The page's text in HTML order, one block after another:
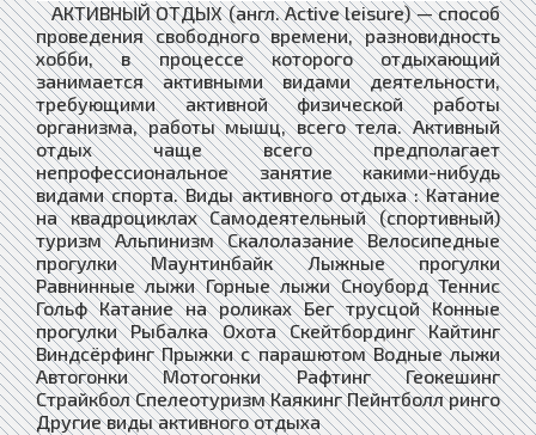
АКТИВНЫЙ ОТДЫХ (англ. Active leisure) — способ
проведения свободного времени, разновидность
хобби, в процессе которого отдыхающий
занимается активными видами деятельности,
требующими активной физической работы
организма, работы мышц, всего тела. Активный
отдых чаще всего предполагает
непрофессиональное занятие какими-нибудь
видами спорта. Виды активного отдыха : Катание
на квадроциклах Самодеятельный (спортивный)
туризм Альпинизм Скалолазание Велосипедные
прогулки Маунтинбайк Лыжные прогулки
Равнинные лыжи Горные лыжи Сноуборд Теннис
Гольф Катание на роликах Бег трусцой Конные
прогулки Рыбалка Охота Скейтбординг Кайтинг
Виндсёрфинг Прыжки с парашютом Водные лыжи
Автогонки Мотогонки Рафтинг Геокешинг
Страйкбол Спелеотуризм Каякинг Пейнтболл ринго
Другие виды активного отдыха